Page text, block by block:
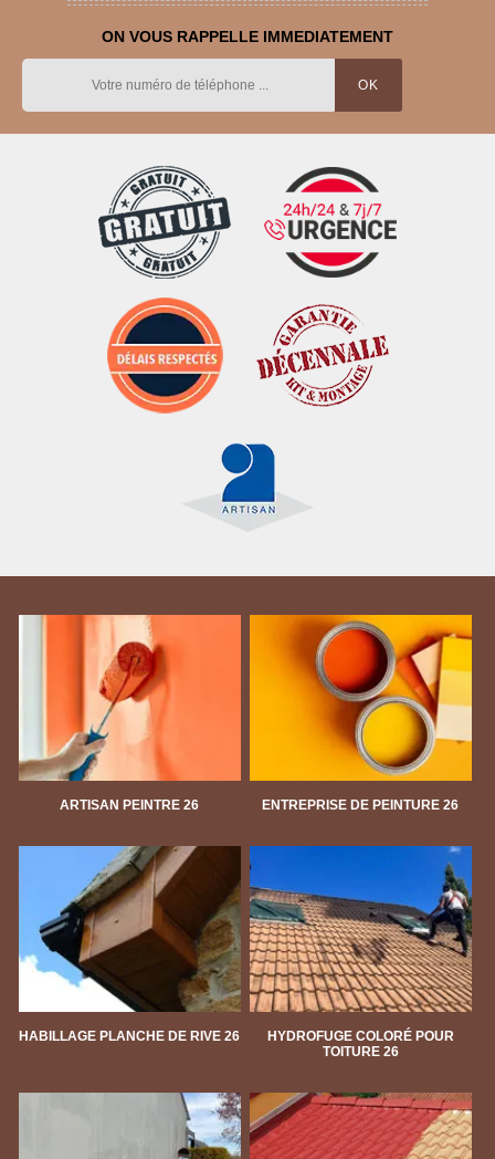
ON VOUS RAPPELLE IMMEDIATEMENT
ARTISAN PEINTRE 26 ENTREPRISE DE PEINTURE 26
HABILLAGE PLANCHE DE RIVE 26
HYDROFUGE COLORÉ POUR
TOITURE 26